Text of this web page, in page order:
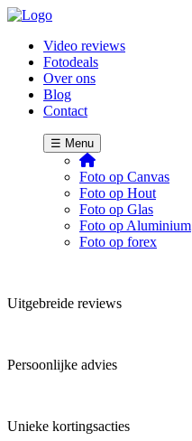
Video reviews
Fotodeals
Over ons
Blog
Contact
☰ Menu
Foto op Canvas
Foto op Hout
Foto op Glas
Foto op Aluminium
Foto op forex
Uitgebreide reviews
Persoonlijke advies
Unieke kortingsacties